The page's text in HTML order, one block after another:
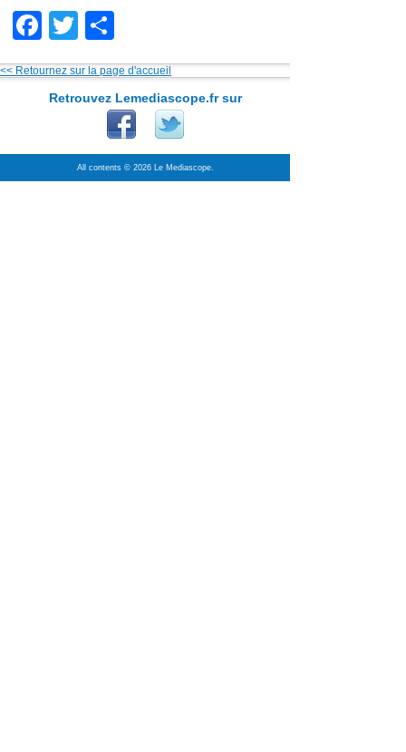
Facebook
Twitter
<< Retournez sur la page d'accueil
Retrouvez Lemediascope.fr sur
All contents © 2026 Le Mediascope.